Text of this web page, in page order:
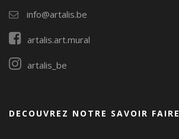
info@artalis.be
artalis.art.mural
artalis_be
DECOUVREZ NOTRE SAVOIR FAIRE